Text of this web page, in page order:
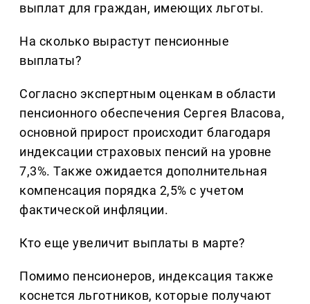
выплат для граждан, имеющих льготы.
На сколько вырастут пенсионные
выплаты?
Согласно экспертным оценкам в области
пенсионного обеспечения Сергея Власова,
основной прирост происходит благодаря
индексации страховых пенсий на уровне
7,3%. Также ожидается дополнительная
компенсация порядка 2,5% с учетом
фактической инфляции.
Кто еще увеличит выплаты в марте?
Помимо пенсионеров, индексация также
коснется льготников, которые получают